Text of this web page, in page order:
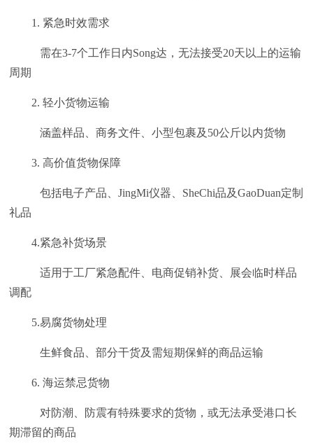
1. 紧急时效需求
需在3-7个工作日内Song达，无法接受20天以上的运输
周期
2. 轻小货物运输
涵盖样品、商务文件、小型包裹及50公斤以内货物
3. 高价值货物保障
包括电子产品、JingMi仪器、SheChi品及GaoDuan定制
礼品
4.紧急补货场景
适用于工厂紧急配件、电商促销补货、展会临时样品
调配
5.易腐货物处理
生鲜食品、部分干货及需短期保鲜的商品运输
6. 海运禁忌货物
对防潮、防震有特殊要求的货物，或无法承受港口长
期滞留的商品